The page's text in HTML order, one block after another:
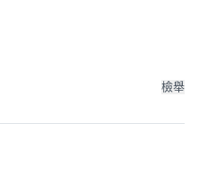
檢舉